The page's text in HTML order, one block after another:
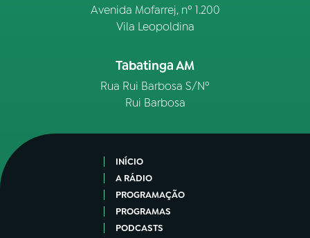
Avenida Mofarrej, nº 1.200
Vila Leopoldina
Tabatinga AM
Rua Rui Barbosa S/Nº
Rui Barbosa
INÍCIO
A RÁDIO
PROGRAMAÇÃO
PROGRAMAS
PODCASTS